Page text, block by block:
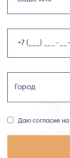
Даю согласие на